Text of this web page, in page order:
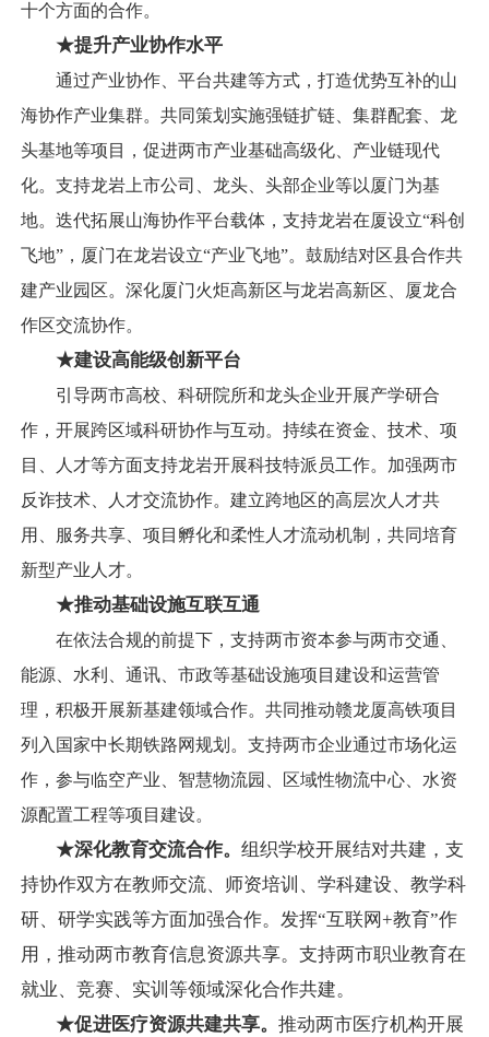
十个方面的合作。
★提升产业协作水平
通过产业协作、平台共建等方式，打造优势互补的山
海协作产业集群。共同策划实施强链扩链、集群配套、龙
头基地等项目，促进两市产业基础高级化、产业链现代
化。支持龙岩上市公司、龙头、头部企业等以厦门为基
地。迭代拓展山海协作平台载体，支持龙岩在厦设立“科创
飞地”，厦门在龙岩设立“产业飞地”。鼓励结对区县合作共
建产业园区。深化厦门火炬高新区与龙岩高新区、厦龙合
作区交流协作。
★建设高能级创新平台
引导两市高校、科研院所和龙头企业开展产学研合
作，开展跨区域科研协作与互动。持续在资金、技术、项
目、人才等方面支持龙岩开展科技特派员工作。加强两市
反诈技术、人才交流协作。建立跨地区的高层次人才共
用、服务共享、项目孵化和柔性人才流动机制，共同培育
新型产业人才。
★推动基础设施互联互通
在依法合规的前提下，支持两市资本参与两市交通、
能源、水利、通讯、市政等基础设施项目建设和运营管
理，积极开展新基建领域合作。共同推动赣龙厦高铁项目
列入国家中长期铁路网规划。支持两市企业通过市场化运
作，参与临空产业、智慧物流园、区域性物流中心、水资
源配置工程等项目建设。
★深化教育交流合作。 组织学校开展结对共建，支
持协作双方在教师交流、师资培训、学科建设、教学科
研、研学实践等方面加强合作。发挥“互联网+教育”作
用，推动两市教育信息资源共享。支持两市职业教育在
就业、竞赛、实训等领域深化合作共建。
★促进医疗资源共建共享。 推动两市医疗机构开展